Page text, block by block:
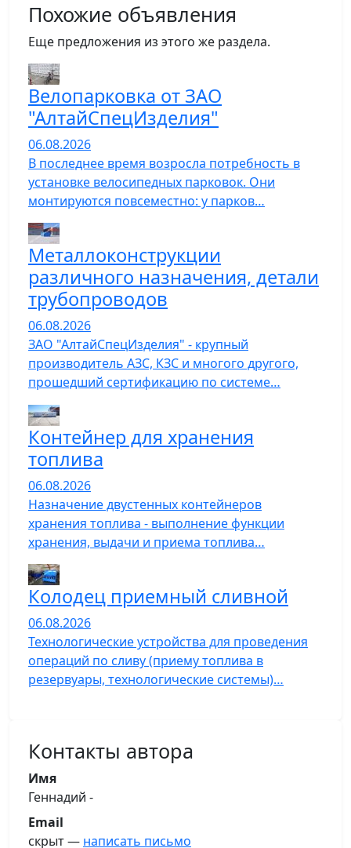
Похожие объявления
Еще предложения из этого же раздела.
Велопарковка от ЗАО
"АлтайСпецИзделия"
06.08.2026
В последнее время возросла потребность в
установке велосипедных парковок. Они
монтируются повсеместно: у парков…
Металлоконструкции
различного назначения, детали
трубопроводов
06.08.2026
ЗАО "АлтайСпецИзделия" - крупный
производитель АЗС, КЗС и многого другого,
прошедший сертификацию по системе…
Контейнер для хранения
топлива
06.08.2026
Назначение двустенных контейнеров
хранения топлива - выполнение функции
хранения, выдачи и приема топлива…
Колодец приемный сливной
06.08.2026
Технологические устройства для проведения
операций по сливу (приему топлива в
резервуары, технологические системы)…
Контакты автора
Имя
Геннадий -
Email
скрыт — написать письмо